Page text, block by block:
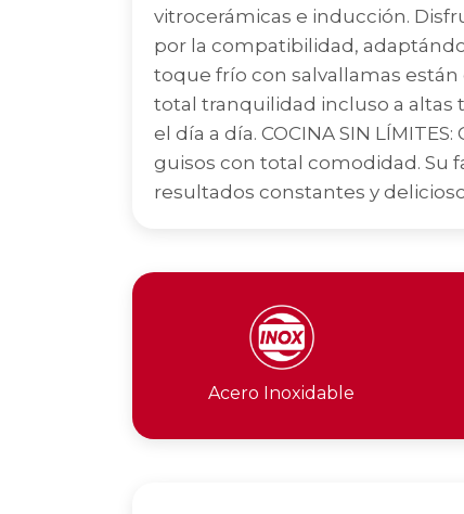
vitrocerámicas e inducción.
por la compatibilidad,
toque frío con salvallamas
total tranquilidad incluso a altas
el día a día. COCINA SIN
guisos con total comodidad. Su
resultados constantes y
Acero Inoxidable